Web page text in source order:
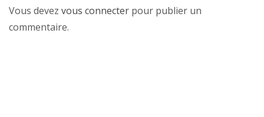
Vous devez vous connecter pour publier un
commentaire.